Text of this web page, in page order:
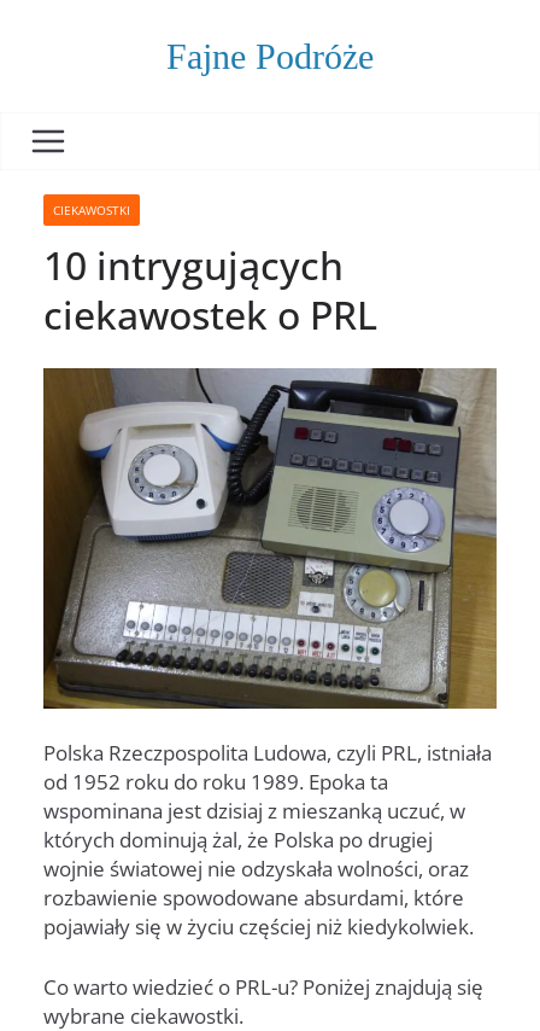
Fajne Podróże
CIEKAWOSTKI
10 intrygujących
ciekawostek o PRL
Polska Rzeczpospolita Ludowa, czyli PRL, istniała
od 1952 roku do roku 1989. Epoka ta
wspominana jest dzisiaj z mieszanką uczuć, w
których dominują żal, że Polska po drugiej
wojnie światowej nie odzyskała wolności, oraz
rozbawienie spowodowane absurdami, które
pojawiały się w życiu częściej niż kiedykolwiek.
Co warto wiedzieć o PRL-u? Poniżej znajdują się
wybrane ciekawostki.